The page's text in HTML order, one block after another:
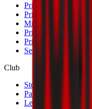
Prima Squadra
Prima Squadra
Milan Futuro
Primavera
Primavera Femminile
Settore Giovanile
Club
Storia
Palmarès
Le Sedi